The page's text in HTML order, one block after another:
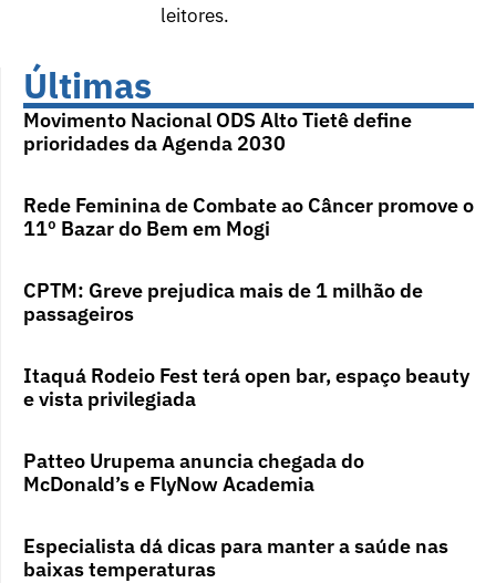
leitores.
Últimas
Movimento Nacional ODS Alto Tietê define
prioridades da Agenda 2030
Rede Feminina de Combate ao Câncer promove o
11º Bazar do Bem em Mogi
CPTM: Greve prejudica mais de 1 milhão de
passageiros
Itaquá Rodeio Fest terá open bar, espaço beauty
e vista privilegiada
Patteo Urupema anuncia chegada do
McDonald’s e FlyNow Academia
Especialista dá dicas para manter a saúde nas
baixas temperaturas